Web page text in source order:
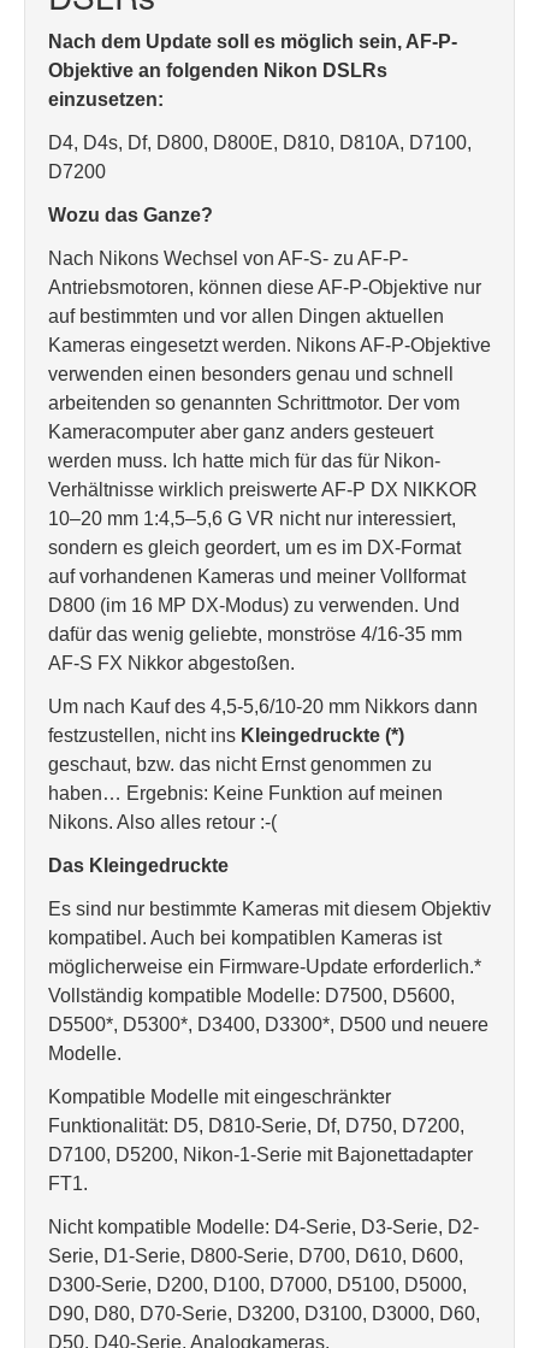
Nach dem Update soll es möglich sein, AF-P-
Objektive an folgenden Nikon DSLRs
einzusetzen:
D4, D4s, Df, D800, D800E, D810, D810A, D7100,
D7200
Wozu das Ganze?
Nach Nikons Wechsel von AF-S- zu AF-P-
Antriebsmotoren, können diese AF-P-Objektive nur
auf bestimmten und vor allen Dingen aktuellen
Kameras eingesetzt werden. Nikons AF-P-Objektive
verwenden einen besonders genau und schnell
arbeitenden so genannten Schrittmotor. Der vom
Kameracomputer aber ganz anders gesteuert
werden muss. Ich hatte mich für das für Nikon-
Verhältnisse wirklich preiswerte AF-P DX NIKKOR
10–20 mm 1:4,5–5,6 G VR nicht nur interessiert,
sondern es gleich geordert, um es im DX-Format
auf vorhandenen Kameras und meiner Vollformat
D800 (im 16 MP DX-Modus) zu verwenden. Und
dafür das wenig geliebte, monströse 4/16-35 mm
AF-S FX Nikkor abgestoßen.
Um nach Kauf des 4,5-5,6/10-20 mm Nikkors dann
festzustellen, nicht ins Kleingedruckte (*)
geschaut, bzw. das nicht Ernst genommen zu
haben… Ergebnis: Keine Funktion auf meinen
Nikons. Also alles retour :-(
Das Kleingedruckte
Es sind nur bestimmte Kameras mit diesem Objektiv
kompatibel. Auch bei kompatiblen Kameras ist
möglicherweise ein Firmware-Update erforderlich.*
Vollständig kompatible Modelle: D7500, D5600,
D5500*, D5300*, D3400, D3300*, D500 und neuere
Modelle.
Kompatible Modelle mit eingeschränkter
Funktionalität: D5, D810-Serie, Df, D750, D7200,
D7100, D5200, Nikon-1-Serie mit Bajonettadapter
FT1.
Nicht kompatible Modelle: D4-Serie, D3-Serie, D2-
Serie, D1-Serie, D800-Serie, D700, D610, D600,
D300-Serie, D200, D100, D7000, D5100, D5000,
D90, D80, D70-Serie, D3200, D3100, D3000, D60,
D50, D40-Serie, Analogkameras.